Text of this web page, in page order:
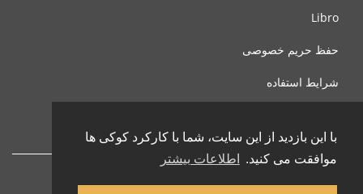
با این بازدید از این سایت، شما با کارکرد کوکی ها
موافقت می کنید.
اطلاعات بیشتر
Libro
حفظ حریم خصوصی
شرایط استفاده